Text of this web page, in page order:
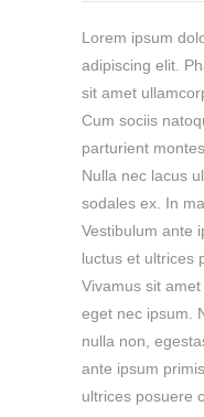
Lorem ipsum
adipiscing elit.
sit amet
Cum sociis
parturient
Nulla nec lacus
sodales ex. In
Vestibulum ante
luctus et ultrices
Vivamus sit
eget nec ipsum.
nulla non,
ante ipsum
ultrices posuere